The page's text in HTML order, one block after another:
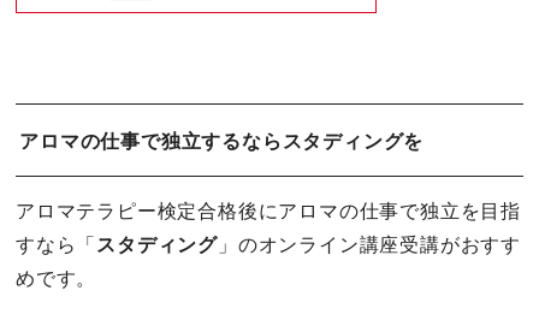
アロマの仕事で独立するならスタディングを
アロマテラピー検定合格後にアロマの仕事で独立を目指
すなら「 スタディング 」のオンライン講座受講がおすす
めです。